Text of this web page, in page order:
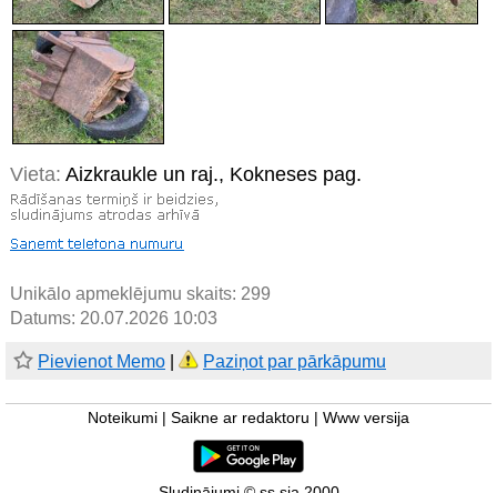
Vieta: Aizkraukle un raj., Kokneses pag.
Unikālo apmeklējumu skaits: 299
Datums: 20.07.2026 10:03
Pievienot Memo Paziņot par pārkāpumu
Noteikumi Saikne ar redaktoru Www versija